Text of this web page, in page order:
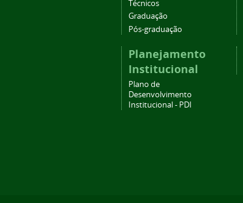
Técnicos
Graduação
Pós-graduação
Planejamento
Institucional
Plano de
Desenvolvimento
Institucional - PDI